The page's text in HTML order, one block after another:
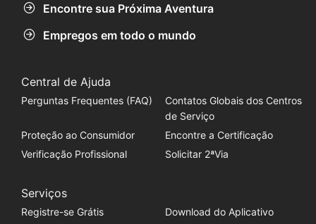
Encontre sua Próxima Aventura
Empregos em todo o mundo
Central de Ajuda
Perguntas Frequentes (FAQ)
Contatos Globais dos Centros
de Serviço
Proteção ao Consumidor
Encontre a Certificação
Verificação Profissional
Solicitar 2ªVia
Serviços
Registre-se Grátis
Download do Aplicativo